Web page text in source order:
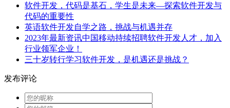
软件开发，代码是基石，学生是未来—探索软件开发与
代码的重要性
英语软件开发自学之路，挑战与机遇并存
2023年最新资讯中国移动持续招聘软件开发人才，加入
行业领军企业！
三十岁转行学习软件开发，是机遇还是挑战？
发布评论